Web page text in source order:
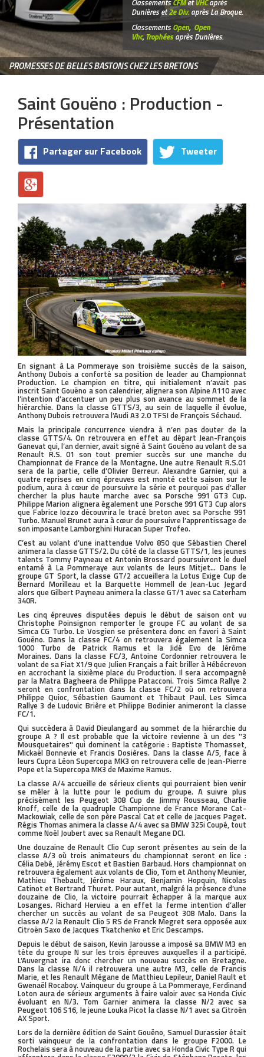
ClassementsCFMetVHCaprès
Dunières et2e Div. après La Broque.
ClassementsOpen, Open
Vhc, Trophéesaprès Dunières.
PROMESSES DE BELLES BASTONS CHEZ LES BRETONS
Saint Gouëno : Production -
Présentation
Partager sur Facebook Tweeter
En signant à La Pommeraye son troisième succès de la saison,
Anthony Dubois a conforté sa position de leader au Championnat
Production. Le champion en titre, qui initialement n’avait pas
inscrit Saint Gouëno a son calendrier, alignera son Alpine A110 avec
l’intention d’accentuer un peu plus son avance au sommet de la
hiérarchie. Dans la classe GTTS/3, au sein de laquelle il évolue,
Anthony Dubois retrouvera l’Audi A3 2.0 TFSI de François Séchaud.
Mais la principale concurrence viendra à n’en pas douter de la
classe GTTS/4. On retrouvera en effet au départ Jean-François
Ganevat qui, l’an dernier, avait signé à Saint Gouëno au volant de sa
Renault R.S. 01 son tout premier succès sur une manche du
Championnat de France de la Montagne. Une autre Renault R.S.01
sera de la partie, celle d’Olivier Berreur. Alexandre Garnier, qui a
quatre reprises en cinq épreuves est monté cette saison sur le
podium, aura à cœur de poursuivre la série et pourquoi pas d’aller
chercher la plus haute marche avec sa Porsche 991 GT3 Cup.
Philippe Marion alignera également une Porsche 991 GT3 Cup alors
que Fabrice Iozzo découvrira le tracé breton avec sa Porsche 991
Turbo. Manuel Brunet aura à cœur de poursuivre l’apprentissage de
son imposante Lamborghini Huracan Super Trofeo.
C’est au volant d’une inattendue Volvo 850 que Sébastien Cherel
animera la classe GTTS/2. Du côté de la classe GTTS/1, les jeunes
talents Tommy Payneau et Antonin Brossard poursuivront le duel
entamé à La Pommeraye aux volants de leurs Mitjet… Dans le
groupe GT Sport, la classe GT/2 accueillera la Lotus Exige Cup de
Bernard Morilleau et la Barquette Hommell de Jean-Luc Jegard
alors que Gilbert Payneau animera la classe GT/1 avec sa Caterham
340R.
Les cinq épreuves disputées depuis le début de saison ont vu
Christophe Poinsignon remporter le groupe FC au volant de sa
Simca CG Turbo. Le Vosgien se présentera donc en favori à Saint
Gouëno. Dans la classe FC/4 on retrouvera également la Simca
1000 Turbo de Patrick Ramus et la Jidé Evo de Jérôme
Moraines. Dans la classe FC/3, Antoine Cordonnier retrouvera le
volant de sa Fiat X1/9 que Julien Français a fait briller à Hébécrevon
en accrochant la sixième place du Production. Il sera accompagné
par la Matra Bagheera de Philippe Patacconi. Trois Simca Rallye 2
seront en confrontation dans la classe FC/2 où on retrouvera
Philippe Quioc, Sébastien Gaumont et Thibaut Paul. Les Simca
Rallye 3 de Ludovic Brière et Philippe Bodinier animeront la classe
FC/1.
Qui succèdera à David Dieulangard au sommet de la hiérarchie du
groupe A ? Il est probable que la victoire revienne à un des ''3
Mousquetaires'' qui dominent la catégorie : Baptiste Thomasset,
Mickaël Bonnevie et Francis Dosières. Dans la classe A/5, face à
leurs Cupra Léon Supercopa MK3 on retrouvera celle de Jean-Pierre
Pope et la Supercopa MK3 de Maxime Ramus.
La classe A/4 accueille de sérieux clients qui pourraient bien venir
se mêler à la lutte pour le podium du groupe. A suivre plus
précisément les Peugeot 308 Cup de Jimmy Rousseau, Charlie
Knoff, celle de la quadruple Championne de France Morane Cat-
Mackowiak, celle de son père Pascal Cat et celle de Jacques Paget.
Régis Thomas animera la classe A/4 avec sa BMW 325i Coupé, tout
comme Noël Joubert avec sa Renault Megane DCI.
Une douzaine de Renault Clio Cup seront présentes au sein de la
classe A/3 où trois animateurs du championnat seront en lice :
Célia Debé, Jérémy Escot et Bastien Barbaud. Hors championnat on
retrouvera également aux volants de Clio, Tom et Anthony Meunier,
Mathieu Thebault, Jérôme Haraux, Benjamin Hopquin, Nicolas
Catinot et Bertrand Thuret. Pour autant, malgré la présence d’une
douzaine de Clio, la victoire pourrait échapper à la marque aux
Losanges. Richard Hervieu a en effet la ferme intention d’aller
chercher un succès au volant de sa Peugeot 308 Malo. Dans la
classe A/2 la Renault Clio 5 RS de Franck Megret sera opposée aux
Citroën Saxo de Jacques Tkatchenko et Eric Descamps.
Depuis le début de saison, Kevin Jarousse a imposé sa BMW M3 en
tête du groupe N sur les trois épreuves auxquelles il a participé.
L’Auvergnat ira donc chercher un nouveau succès en Bretagne.
Dans la classe N/4 il retrouvera une autre M3, celle de Francis
Marie, et les Renault Mégane de Matthieu Lepileur, Daniel Rault et
Gwenaël Rocaboy. Vainqueur du groupe à La Pommeraye, Ferdinand
Loton aura de sérieux arguments à faire valoir avec sa Honda Civic
évoluant en N/3. Tom Garnier animera la classe N/2 avec sa
Peugeot 106 S16, le jeune Louka Picot la classe N/1 avec sa Citroën
AX Sport.
Lors de la dernière édition de Saint Gouëno, Samuel Durassier était
sorti vainqueur de la confrontation dans le groupe F2000. Le
Rochelais sera à nouveau de la partie avec sa Honda Civic Type R qui